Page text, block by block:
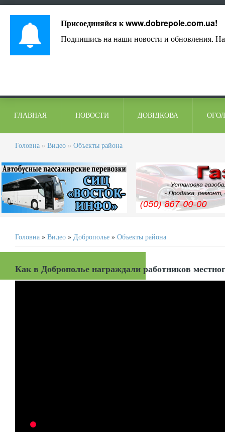
ГЛАВНАЯ НОВОСТИ ДОВІДКОВА
Головна » Видео » Объекты района
Головна » Видео » Доброполье » Объекты района
Как в Доброполье награждали работников
Присоединяйся кwww.dobrepole.com.ua!
Подпишись на наши новости и обновления.